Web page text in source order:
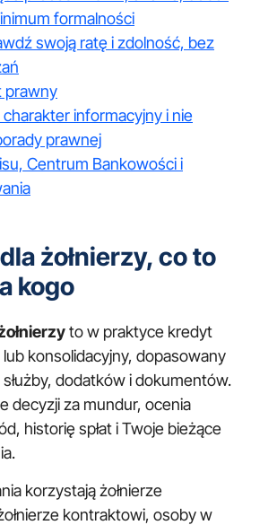
formalności
swoją ratę i zdolność, bez
prawny
informacyjny i nie
prawnej
Centrum Bankowości i
żołnierzy, co to
kogo
to w praktyce kredyt
konsolidacyjny, dopasowany
dodatków i dokumentów.
decyzji za mundur, ocenia
historię spłat i Twoje bieżące
korzystają żołnierze
kontraktowi, osoby w